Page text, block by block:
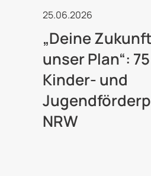
25.06.2026
„Deine
unser Plan“:
Kinder- und
NRW